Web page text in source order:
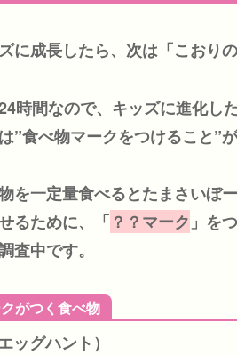
に成長したら、次は「こおり
時間なので、キッズに進化し
”食べ物マークをつけること”
を一定量食べるとたまさいぼ
るために、「 ？？マーク 」を
査中です。
がつく食べ物
ッグハント）